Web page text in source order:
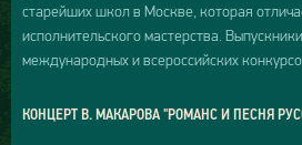
старейших школ в Москве, которая
исполнительского мастерства.
международных и всероссийских
КОНЦЕРТ В. МАКАРОВА "РОМАНС И ПЕСНЯ